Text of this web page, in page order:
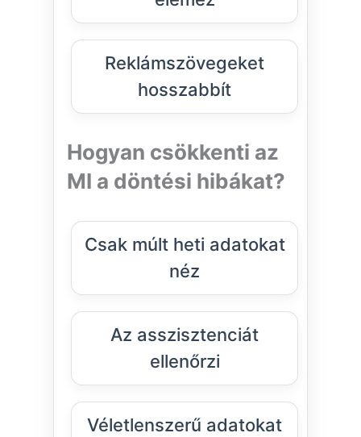
Reklámszövegeket
hosszabbít
Hogyan csökkenti az
MI a döntési hibákat?
Csak múlt heti adatokat
néz
Az asszisztenciát
ellenőrzi
Véletlenszerű adatokat